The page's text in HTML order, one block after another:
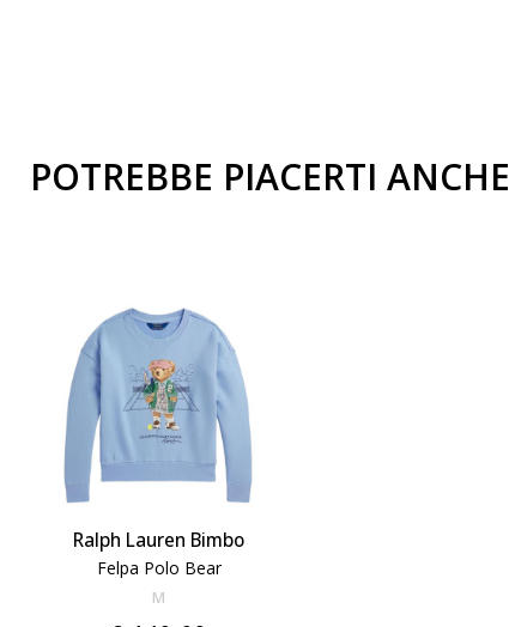
POTREBBE PIACERTI ANCHE
Ralph Lauren Bimbo
Felpa Polo Bear
M